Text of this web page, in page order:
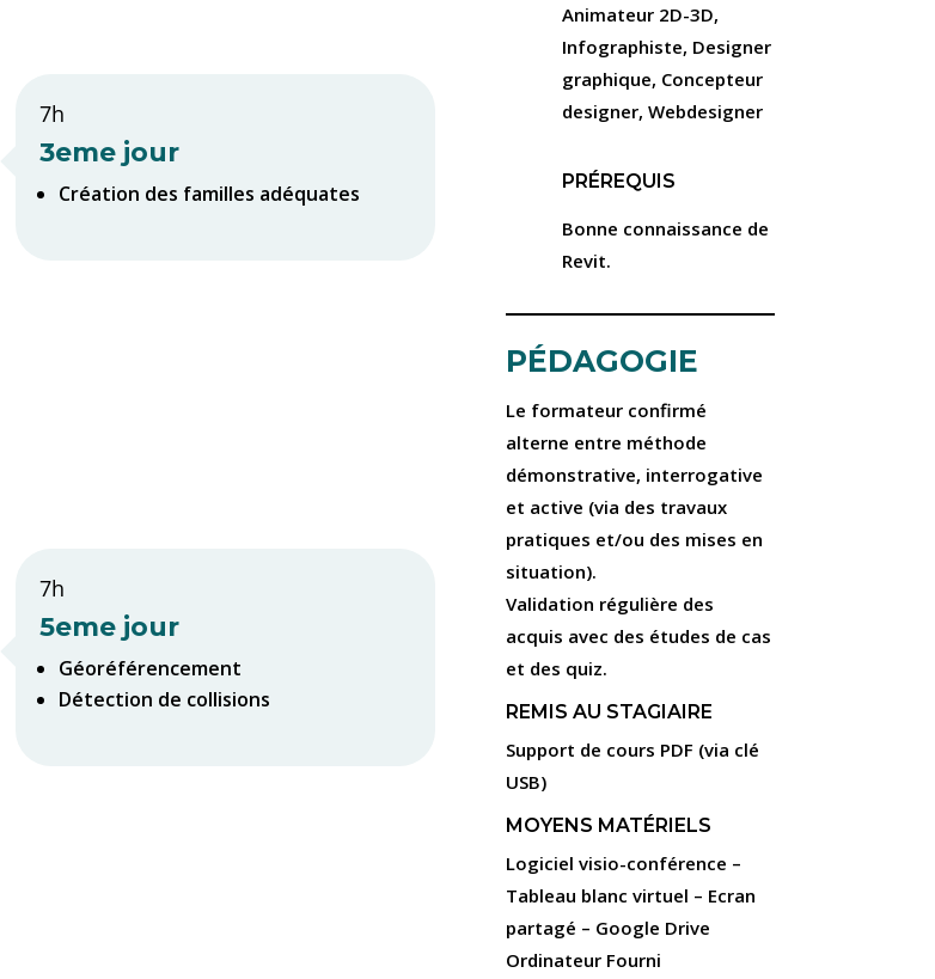
7h
3eme jour
Création des familles adéquates
7h
5eme jour
Géoréférencement
Détection de collisions
Animateur 2D-3D,
Infographiste, Designer
graphique, Concepteur
designer, Webdesigner
PRÉREQUIS
Bonne connaissance de
Revit.
PÉDAGOGIE
Le formateur confirmé
alterne entre méthode
démonstrative, interrogative
et active (via des travaux
pratiques et/ou des mises en
situation).
Validation régulière des
acquis avec des études de cas
et des quiz.
REMIS AU STAGIAIRE
Support de cours PDF (via clé
USB)
MOYENS MATÉRIELS
Logiciel visio-conférence –
Tableau blanc virtuel – Ecran
partagé – Google Drive
Ordinateur Fourni